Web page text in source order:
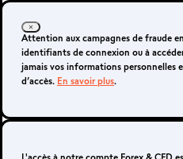
Attention aux campagnes de fraude
identifiants de connexion ou à
jamais vos informations personnelles
d’accès. En savoir plus.
Se